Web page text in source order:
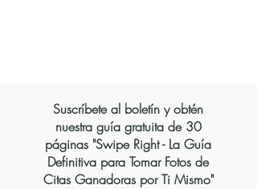
Suscríbete al boletín y obtén
nuestra guía gratuita de 30
páginas "Swipe Right - La Guía
Definitiva para Tomar Fotos de
Citas Ganadoras por Ti Mismo"